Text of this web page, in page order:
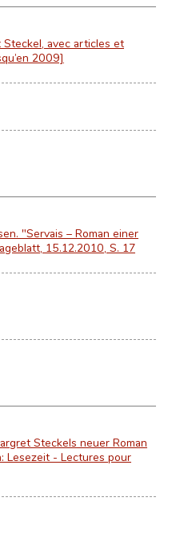
avec articles et
2009]
"Servais – Roman einer
15.12.2010, S. 17
Steckels neuer Roman
Lesezeit - Lectures pour